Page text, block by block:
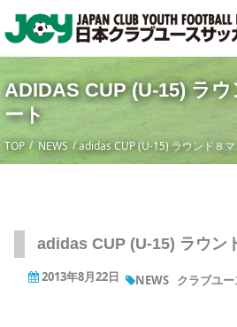
ADIDAS CUP (U-15) ラ
ート
TOP NEWS adidas CUP (U-15) ラウンド８マ
adidas CUP (U-15) ラウン
2013年8月22日 NEWS クラブユ